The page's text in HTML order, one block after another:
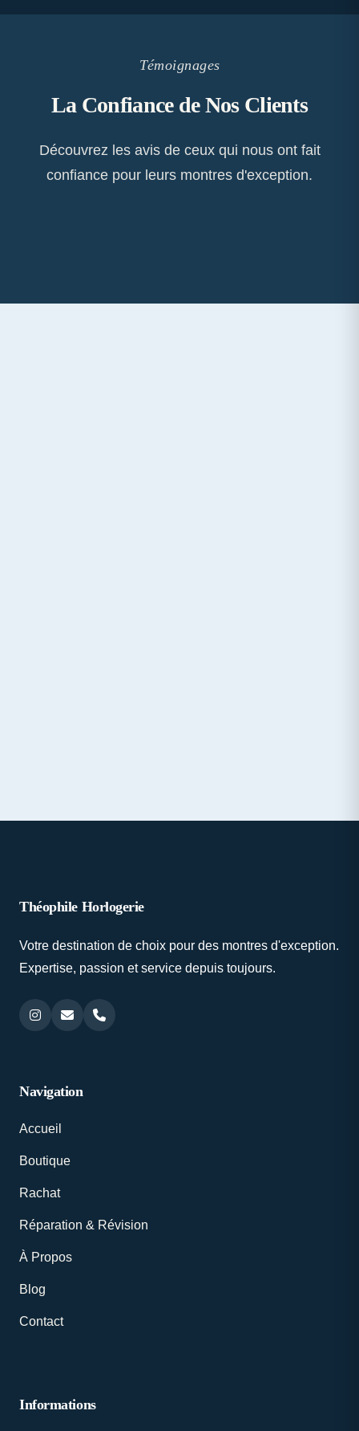
Témoignages
La Confiance de Nos Clients
Découvrez les avis de ceux qui nous ont fait
confiance pour leurs montres d'exception.
Théophile Horlogerie
Votre destination de choix pour des montres d'exception.
Expertise, passion et service depuis toujours.
Navigation
Accueil
Boutique
Rachat
Réparation & Révision
À Propos
Blog
Contact
Informations